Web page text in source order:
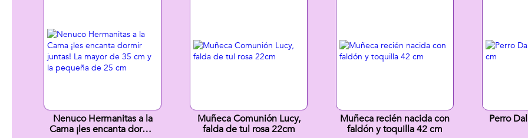
Nenuco Hermanitas a la
Cama ¡les encanta dormir
Muñeca Comunión Lucy,
falda de tul rosa 22cm
Muñeca recién nacida con
faldón y toquilla 42 cm
Perro